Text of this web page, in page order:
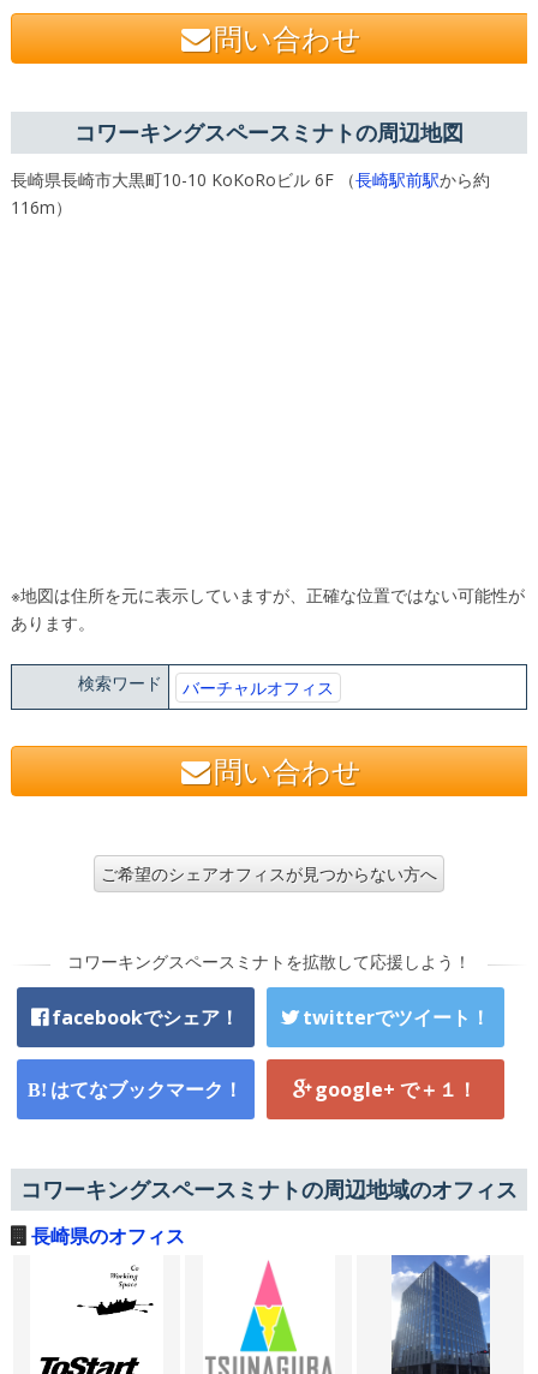
問い合わせ
コワーキングスペースミナトの周辺地図
長崎県長崎市大黒町10-10 KoKoRoビル 6F （長崎駅前駅から約
116m）
※地図は住所を元に表示していますが、正確な位置ではない可能性が
あります。
検索ワード バーチャルオフィス
問い合わせ
ご希望のシェアオフィスが見つからない方へ
コワーキングスペースミナトを拡散して応援しよう！
facebookでシェア！ twitterでツイート！
はてなブックマーク！ google+ で＋１！
コワーキングスペースミナトの周辺地域のオフィス
長崎県のオフィス